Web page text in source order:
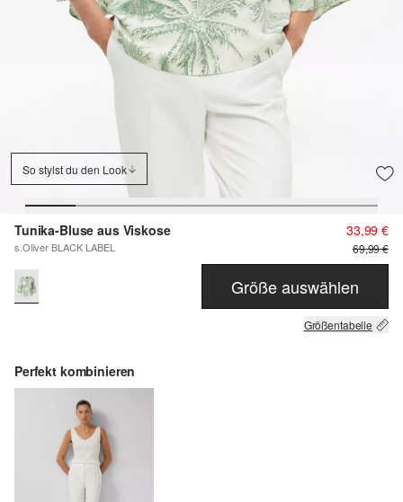
So stylst du den Look
Tunika-Bluse aus Viskose
s.Oliver BLACK LABEL
33,99 €
69,99 €
Größe auswählen
Größentabelle
Perfekt kombinieren